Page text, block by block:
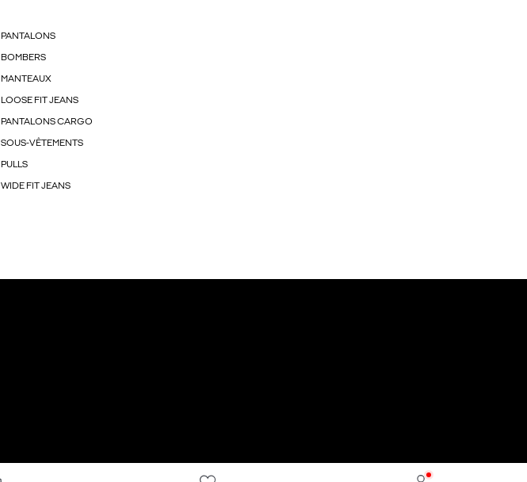
PANTALONS
BOMBERS
MANTEAUX
LOOSE FIT JEANS
PANTALONS CARGO
SOUS-VÊTEMENTS
PULLS
WIDE FIT JEANS